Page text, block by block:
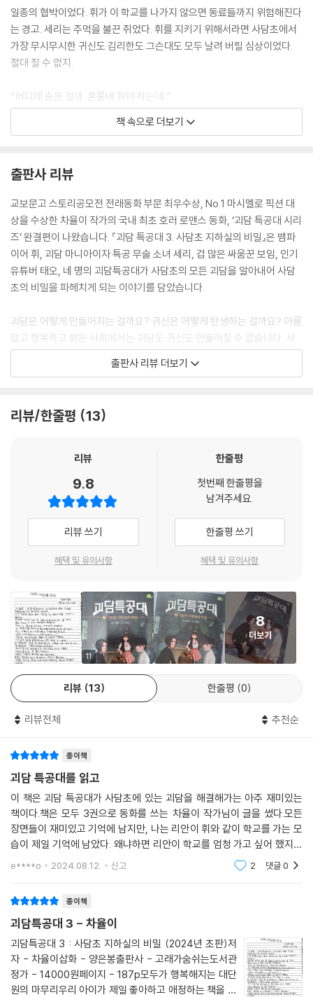
일종의 협박이었다. 휘가 이 학교를 나가지 않으면 동료들까지 위험해진다
는 경고. 세리는 주먹을 불끈 쥐었다. 휘를 지키기 위해서라면 사담초에서
가장 무시무시한 귀신도 김리한도 그슨대도 모두 날려 버릴 심상이었다.
절대 질 수 없지.
“어디에 숨은 걸까. 혼쭐내 줘야 하는데.”
태오도 당장이라도 물어뜯을 것 같은 사나운 표정을 지었다. 인간의 모습
“김휘, 아직도 기척이 안 느껴져?”
태오는 심각한 표정을 지었다. 휘의 주파수로도 느끼지 못하는 귀신이라면
상당히 위험하고 강력한 존재일 테니까.
“응. 아무래도 이 학교를 지배하는 지박령 같아.”
정체를 숨긴 강한 귀신. 제발 정든 친구만은 아니길 간절히 빌었다.
--- p.11
책 속으로 더보기
출판사 리뷰
교보문고 스토리공모전 전래동화 부문 최우수상, No.1 마시멜로 픽션 대
상을 수상한 차율이 작가의 국내 최초 호러 로맨스 동화, ‘괴담 특공대 시리
즈’ 완결편이 나왔습니다. 『괴담 특공대 3. 사담초 지하실의 비밀』은 뱀파
이어 휘, 괴담 마니아이자 특공 무술 소녀 세리, 겁 많은 싸움꾼 보임, 인기
유튜버 태오, 네 명의 괴담특공대가 사담초의 모든 괴담을 알아내어 사담
초의 비밀을 파헤치게 되는 이야기를 담았습니다.
괴담은 어떻게 만들어지는 걸까요? 귀신은 어떻게 탄생하는 걸까요? 아름
답고 행복하고 밝은 사회에서는 괴담도 귀신도 만들어질 수 없습니다. 사
회가 병들고, 약자에게 잔인하고, 악한 모습, 추한 모습을 드러낼 때 괴담
도 귀신도 세상에 모습을 드러내게 됩니다. 그래서 〈괴담특공대〉 시리즈는
1, 2편에서 환경 오염, 왕따, 이혼, 가족 붕괴 등의 사회문제를 다루었던 것
특공대의 든든한 조력자 변소각시의 과거는 그 시절 남편에게 무시받고 사
가지 못했던 소녀 이야기에서는 여성의 역할에 한계를 긋고 하대하던 그때
정서를 엿볼 수 있습니다. 또 부모에게 학대받아 밖에서만 놀았던 자매의
이야기, 아이를 제물 삼아 봉인하는 주술 ‘염매’ 이야기를 통해 가혹한 대우
를 받았던 아이들에 대한 이야기도 담고 있습니다.
출판사 리뷰 더보기
리뷰/한줄평 13
리뷰
9.8
리뷰 쓰기
혜택 및 유의사항
한줄평
첫번째 한줄평을
남겨주세요.
한줄평 쓰기
혜택 및 유의사항
11
8
더보기
리뷰 13 한줄평 0
리뷰전체 추천순
종이책
괴담 특공대를 읽고
이 책은 괴담 특공대가 사담초에 있는 괴담을 해결해가는 아주 재미있는
책이다.책은 모두 3권으로 동화를 쓰는 차율이 작가님이 글을 썼다.모든
장면들이 재미있고 기억에 남지만, 나는 리안이 휘와 같이 학교를 가는 모
습이 제일 기억에 남았다. 왜냐하면 리안이 학교를 엄청 가고 싶어 했지만
아픈 사연을 안고 가지 못하다가 결국에는 학교에 갈 수 있어 나까지 기뻐
e****o 2024.08.12. 신고 2 댓글0
종이책
괴담특공대 3 - 차율이
괴담특공대 3 : 사담초 지하실의 비밀 (2024년 초판)저
자 - 차율이삽화 - 양은봉출판사 - 고래가숨쉬는도서관
정가 - 14000원페이지 - 187p모두가 행복해지는 대단
원의 마무리우리 아이가 제일 좋아하고 애정하는 책을 꼽